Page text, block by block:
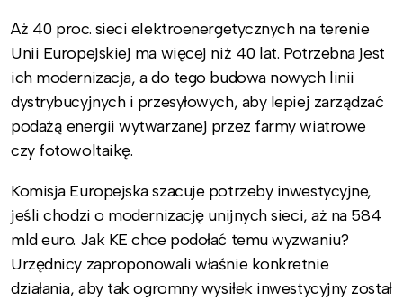
Aż 40 proc. sieci elektroenergetycznych na terenie
Unii Europejskiej ma więcej niż 40 lat. Potrzebna jest
ich modernizacja, a do tego budowa nowych linii
dystrybucyjnych i przesyłowych, aby lepiej zarządzać
podażą energii wytwarzanej przez farmy wiatrowe
czy fotowoltaikę.
Komisja Europejska szacuje potrzeby inwestycyjne,
jeśli chodzi o modernizację unijnych sieci, aż na 584
mld euro. Jak KE chce podołać temu wyzwaniu?
Urzędnicy zaproponowali właśnie konkretnie
działania, aby tak ogromny wysiłek inwestycyjny został